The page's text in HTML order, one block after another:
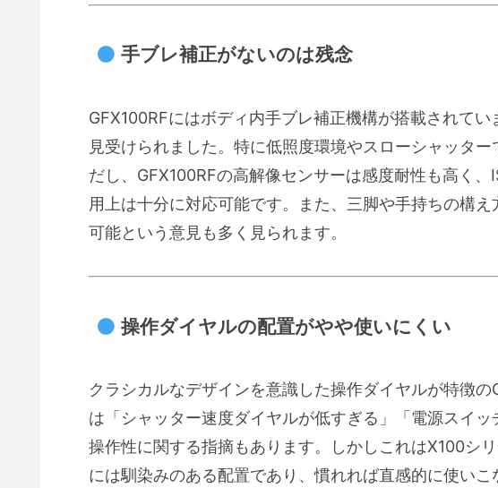
手ブレ補正がないのは残念
GFX100RFにはボディ内手ブレ補正機構が搭載されて
見受けられました。特に低照度環境やスローシャッタ
だし、GFX100RFの高解像センサーは感度耐性も高く
用上は十分に対応可能です。また、三脚や手持ちの構
可能という意見も多く見られます。
操作ダイヤルの配置がやや使いにくい
クラシカルなデザインを意識した操作ダイヤルが特徴
は「シャッター速度ダイヤルが低すぎる」「電源スイ
操作性に関する指摘もあります。しかしこれはX100シ
には馴染みのある配置であり、慣れれば直感的に使い